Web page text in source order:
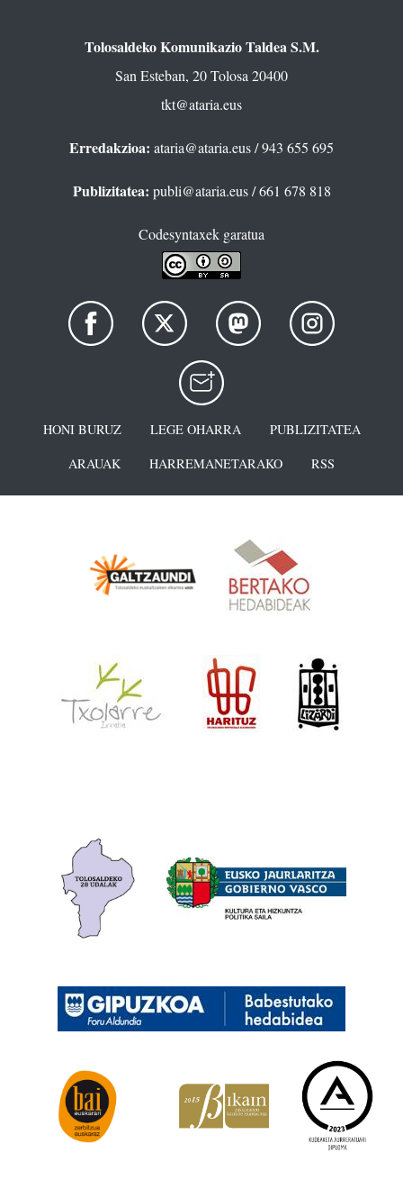
Tolosaldeko Komunikazio Taldea S.M.
San Esteban, 20 Tolosa 20400
tkt@ataria.eus
Erredakzioa: ataria@ataria.eus/ 943 655 695
Publizitatea: publi@ataria.eus/ 661 678 818
Codesyntaxek garatua
HONI BURUZ LEGE OHARRA
PUBLIZITATEA
ARAUAK
HARREMANETARAKO RSS